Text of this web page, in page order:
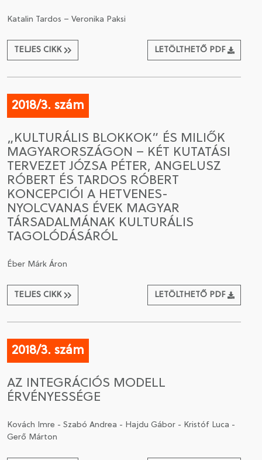
Katalin Tardos – Veronika Paksi
TELJES CIKK LETÖLTHETŐ PDF
2018/3. szám
„KULTURÁLIS BLOKKOK” ÉS MILIŐK
MAGYARORSZÁGON – KÉT KUTATÁSI
TERVEZET JÓZSA PÉTER, ANGELUSZ
RÓBERT ÉS TARDOS RÓBERT
KONCEPCIÓI A HETVENES-
NYOLCVANAS ÉVEK MAGYAR
TÁRSADALMÁNAK KULTURÁLIS
TAGOLÓDÁSÁRÓL
Éber Márk Áron
TELJES CIKK LETÖLTHETŐ PDF
2018/3. szám
AZ INTEGRÁCIÓS MODELL
ÉRVÉNYESSÉGE
Kovách Imre - Szabó Andrea - Hajdu Gábor - Kristóf Luca -
Gerő Márton